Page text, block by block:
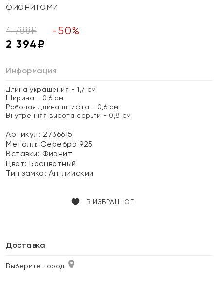
фианитами
4 788₽ -50%
2 394₽
Информация
Длина украшения - 1,7 см
Ширина - 0,6 см
Рабочая длина штифта - 0,6 см
Внутренняя высота серьги - 0,8 см
Артикул: 2736615
Металл: Серебро 925
Вставки: Фианит
Цвет:Бесцветный
Тип замка:Английский
В ИЗБРАННОЕ
Доставка
Выберите город